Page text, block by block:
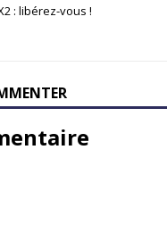
: libérez-vous !